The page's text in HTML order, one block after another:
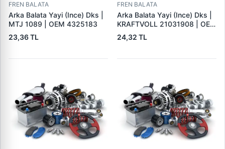
FREN BALATA
Arka Balata Yayi (Ince) Dks |
MTJ 1089 | OEM 4325183
23,36 TL
FREN BALATA
Arka Balata Yayi (Ince) Dks |
KRAFTVOLL 21031908 | OEM
4325183
24,32 TL